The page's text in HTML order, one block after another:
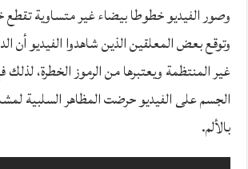
وصور الفيديو خطوطا بيضاء غير متساوية تقطع
وتوقع بعض المعلقين الذين شاهدوا الفيديو أن
غير المنتظمة ويعتبرها من الرموز الخطرة،
الجسم على الفيديو حرضت المظاهر السلبية
بالألم.